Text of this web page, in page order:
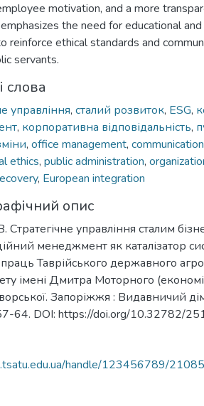
motivation, and a more
the need for educational
reinforce ethical standards and
servants.
слова
управління, сталий розвиток, ESG,
, корпоративна відповідальність,
, office management,
ethics, public administration,
, European integration
опис
Стратегічне управління сталим
менеджмент як каталізатор
Таврійського державного
імені Дмитра Моторного
Запоріжжя : Видавничий
64. DOI: https://doi.org/10.32782/
handle/123456789/21085